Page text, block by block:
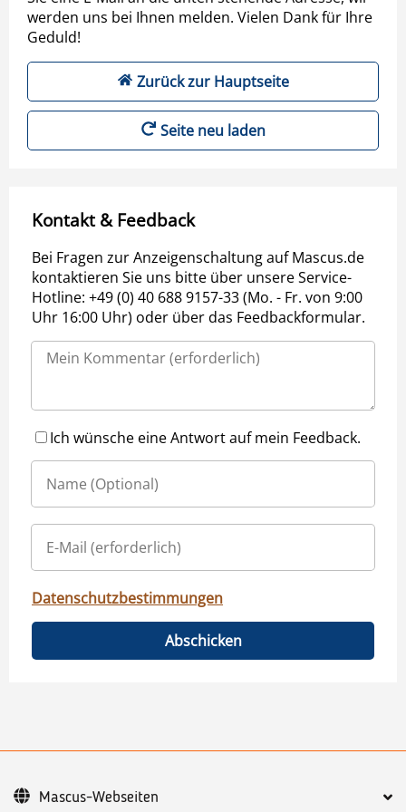
werden uns bei Ihnen melden. Vielen Dank für Ihre
Geduld!
Zurück zur Hauptseite
Seite neu laden
Kontakt & Feedback
Bei Fragen zur Anzeigenschaltung auf Mascus.de
kontaktieren Sie uns bitte über unsere Service-
Hotline: +49 (0) 40 688 9157-33 (Mo. - Fr. von 9:00
Uhr 16:00 Uhr) oder über das Feedbackformular.
Ich wünsche eine Antwort auf mein Feedback.
Datenschutzbestimmungen
Abschicken
Mascus-Webseiten